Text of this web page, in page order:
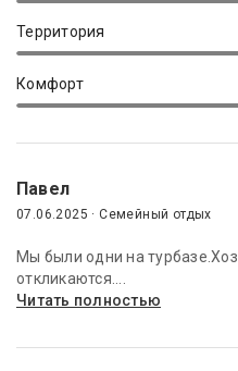
Территория
Комфорт
Павел
07.06.2025 · Семейный отдых
Мы были одни на
откликаются....
Читать полностью